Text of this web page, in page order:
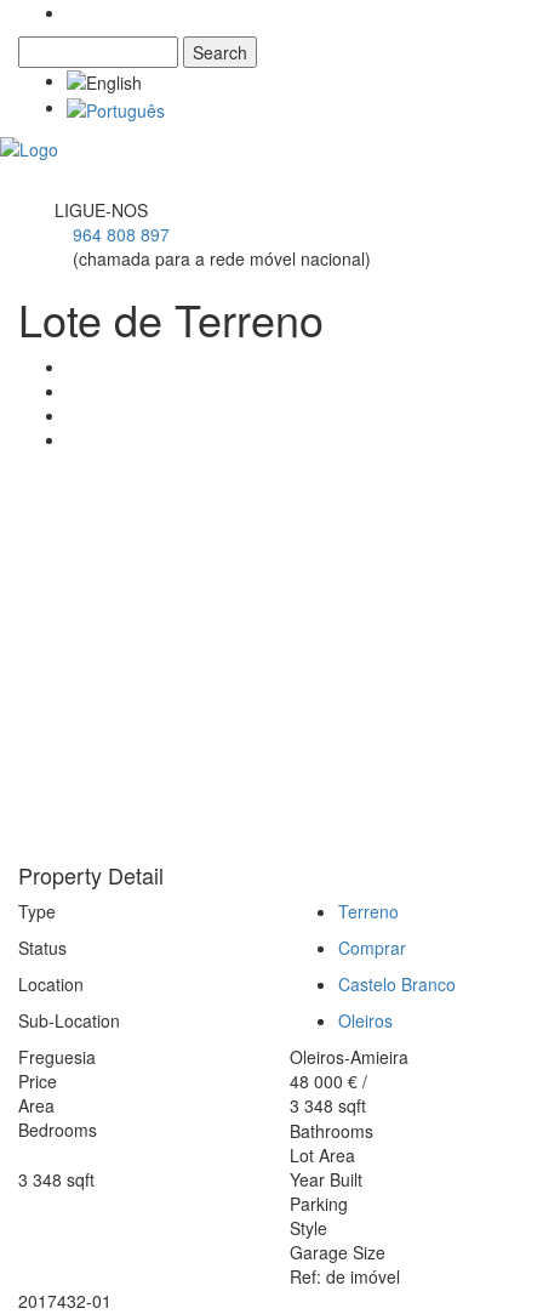
Search form
LIGUE-NOS
964 808 897
(chamada para a rede móvel nacional)
Lote de Terreno
Property Detail
Type
Terreno
Status
Comprar
Location
Castelo Branco
Sub-Location
Oleiros
Freguesia
Oleiros-Amieira
Price
48 000 € /
Area
3 348 sqft
Bedrooms
Bathrooms
Lot Area
3 348 sqft
Year Built
Parking
Style
Garage Size
Ref: de imóvel
2017432-01